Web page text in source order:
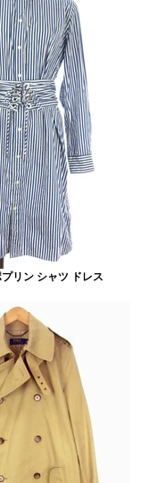
リン シャツ ドレス